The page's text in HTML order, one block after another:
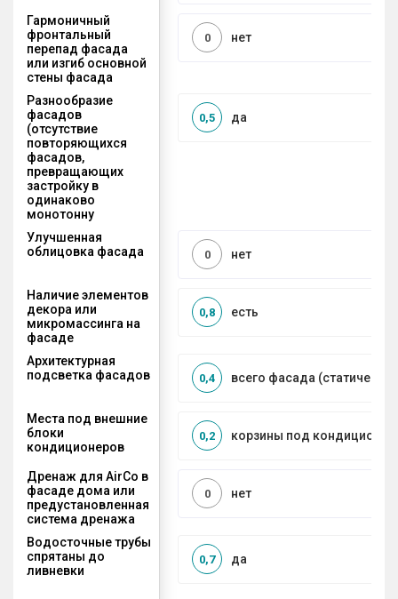
Гармоничный
фронтальный
перепад фасада
или изгиб основной
стены фасада
нет
0
Разнообразие
фасадов
(отсутствие
повторяющихся
фасадов,
превращающих
застройку в
одинаково
монотонну
да
0,5
Улучшенная
облицовка фасада
нет
0
Наличие элементов
декора или
микромассинга на
фасаде
есть
0,8
Архитектурная
подсветка фасадов
всего фасада
0,4
Места под внешние
блоки
кондиционеров
корзины под
0,2
Дренаж для AirCo в
фасаде дома или
предустановленная
система дренажа
нет
0
Водосточные трубы
спрятаны до
ливневки
да
0,7